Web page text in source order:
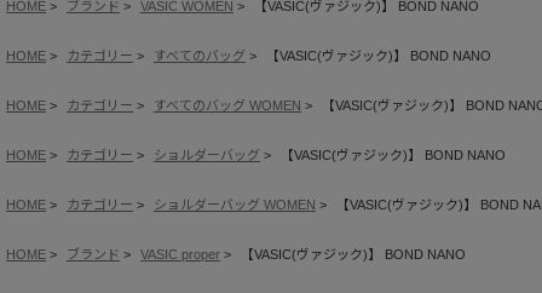
HOME ブランド VASIC WOMEN 【VASIC(ヴァジック)】 BOND NANO
HOME カテゴリー すべてのバッグ 【VASIC(ヴァジック)】 BOND NANO
HOME カテゴリー すべてのバッグ WOMEN 【VASIC(ヴァジック)】 BOND
HOME カテゴリー ショルダーバッグ 【VASIC(ヴァジック)】 BOND NANO
HOME カテゴリー ショルダーバッグ WOMEN 【VASIC(ヴァジック)】 BOND
HOME ブランド VASIC proper 【VASIC(ヴァジック)】 BOND NANO